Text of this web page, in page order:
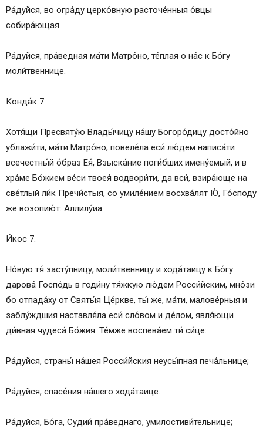
Ра́дуйся, во огра́ду церко́вную расточе́нныя о́вцы
собира́ющая.
Ра́дуйся, пра́ведная ма́ти Матро́но, те́плая о на́с к Бо́гу
моли́твеннице.
Конда́к 7.
Хотя́щи Пресвяту́ю Влады́чицу на́шу Богоро́дицу досто́йно
ублажи́ти, ма́ти Матро́но, повеле́ла еси́ лю́дем написа́ти
всечестны́й о́браз Ея́, Взыска́ние поги́бших имену́емый, и в
хра́ме Бо́жием ве́си твоея́ водвори́ти, да вси́, взира́юще на
све́тлый ли́к Пречи́стыя, со умиле́нием восхва́лят Ю́, Го́споду
же возопию́т: Аллилу́иа.
И́кос 7.
Но́вую тя́ засту́пницу, моли́твенницу и хода́таицу к Бо́гу
дарова́ Госпо́дь в годи́ну тя́жкую лю́дем Росси́йским, мно́зи
бо отпада́ху от Святы́я Це́ркве, ты́ же, ма́ти, малове́рныя и
заблу́ждшия наставля́ла еси́ сло́вом и де́лом, явля́ющи
ди́вная чудеса́ Бо́жия. Те́мже воспева́ем ти́ си́це:
Ра́дуйся, страны́ на́шея Росси́йския неусы́пная печа́льнице;
Ра́дуйся, спасе́ния на́шего хода́таице.
Ра́дуйся, Бо́га, Судии́ пра́веднаго, умилостиви́тельнице;